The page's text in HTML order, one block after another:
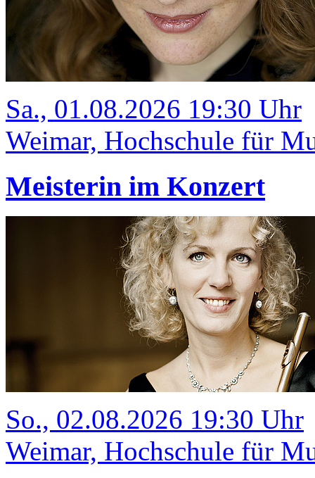
Sa., 01.08.2026 19:30 Uhr
Weimar, Hochschule für
Meisterin im Konzert
So., 02.08.2026 19:30 Uhr
Weimar, Hochschule für